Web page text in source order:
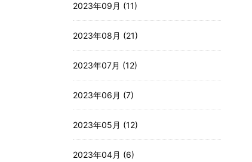
2023年09月 (11)
2023年08月 (21)
2023年07月 (12)
2023年06月 (7)
2023年05月 (12)
2023年04月 (6)